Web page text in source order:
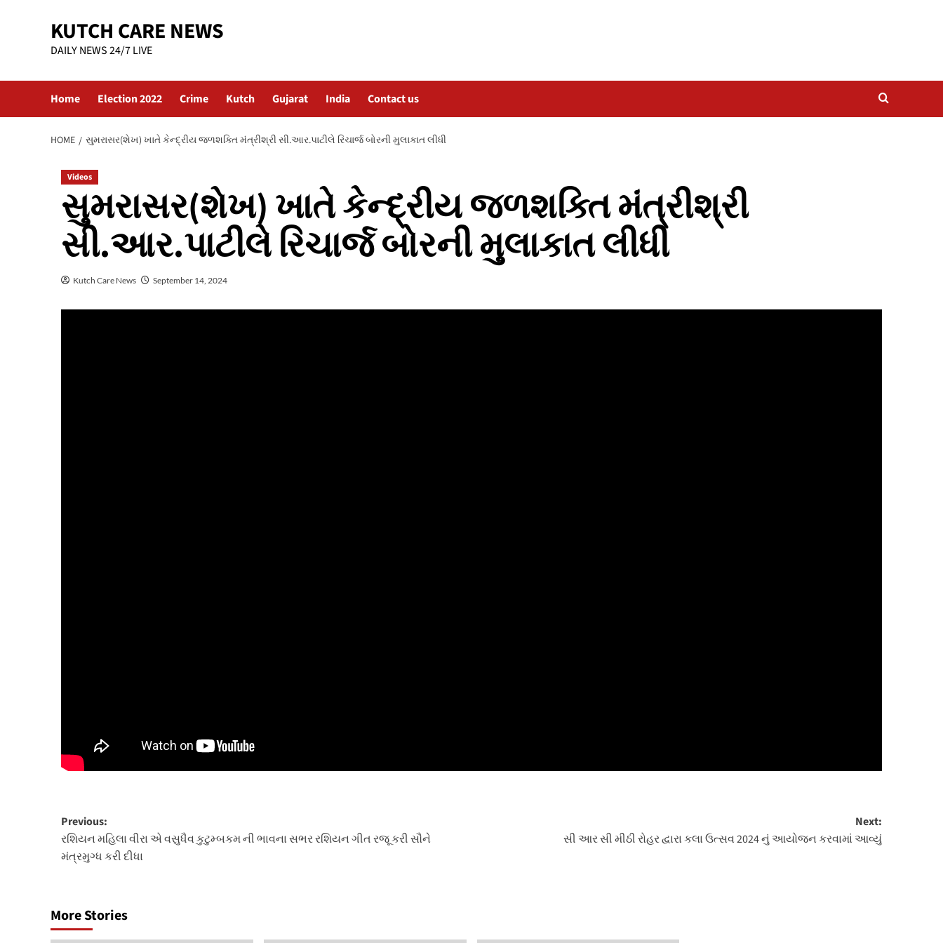
KUTCH CARE NEWS
DAILY NEWS 24/7 LIVE
Home Election 2022 Crime Kutch Gujarat India Contact us
HOME સુમરાસર(શેખ) ખાતે કેન્દ્રીય જળશક્તિ મંત્રીશ્રી સી.આર.પાટીલે રિચાર્જ બોરની મુલાકાત લીધી
Videos
સુમરાસર(શેખ) ખાતે કેન્દ્રીય જળશક્તિ મંત્રીશ્રી
સી.આર.પાટીલે રિચાર્જ બોરની મુલાકાત લીધી
Kutch Care News September 14, 2024
Post
navigation
Previous:
રશિયન મહિલા વીરા એ વસુધૈવ કુટુમ્બકમ ની ભાવના સભર રશિયન ગીત રજૂ કરી સૌને
મંત્રમુગ્ધ કરી દીધા
Next:
સી આર સી મીઠી રોહર દ્વારા કલા ઉત્સવ 2024 નું આયોજન કરવામાં આવ્યું
More Stories